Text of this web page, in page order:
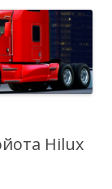
Hilux